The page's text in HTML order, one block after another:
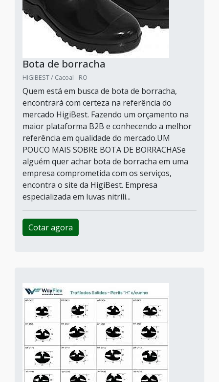
Bota de borracha
HIGIBEST / Cacoal - RO
Quem está em busca de bota de borracha,
encontrará com certeza na referência do
mercado HigiBest. Fazendo um orçamento na
maior plataforma B2B e conhecendo a melhor
referência em qualidade do mercado.UM
POUCO MAIS SOBRE BOTA DE BORRACHASe
alguém quer achar bota de borracha em uma
empresa comprometida com os serviços,
encontra o site da HigiBest. Empresa
especializada em luvas nitríli...
Cotar agora